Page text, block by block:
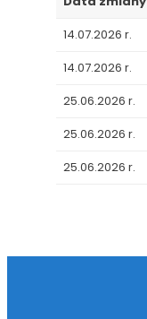
14.07.2026 r.
14.07.2026 r.
25.06.2026 r.
25.06.2026 r.
25.06.2026 r.